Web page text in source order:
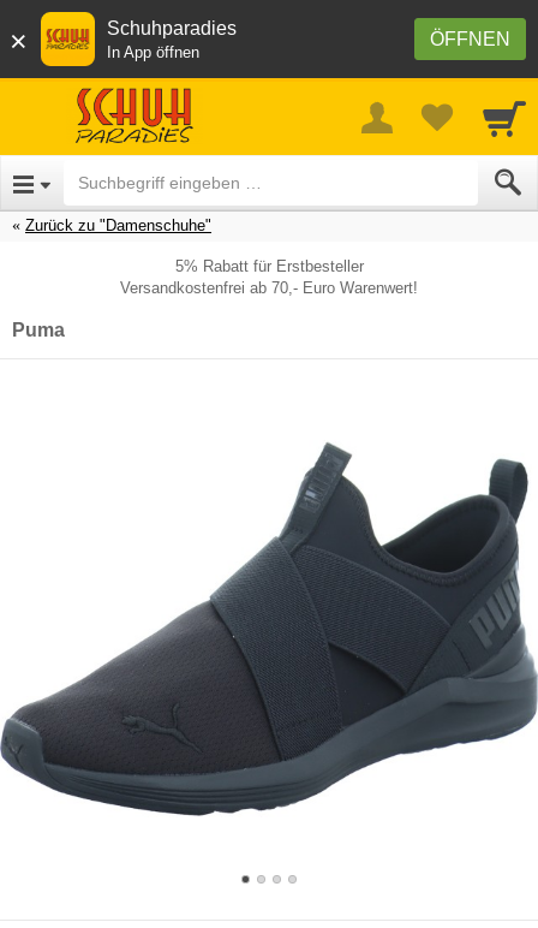
× ÖFFNEN
Schuhparadies
In App öffnen
Zurück zu "Damenschuhe"
5% Rabatt für Erstbesteller
Versandkostenfrei ab 70,- Euro Warenwert!
Puma